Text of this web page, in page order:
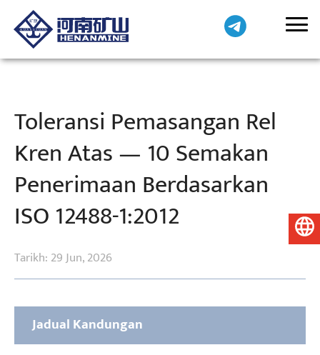
Toleransi Pemasangan Rel
Kren Atas — 10 Semakan
Penerimaan Berdasarkan
ISO 12488-1:2012
Tarikh: 29 Jun, 2026
Jadual Kandungan
Bahasa Melayu